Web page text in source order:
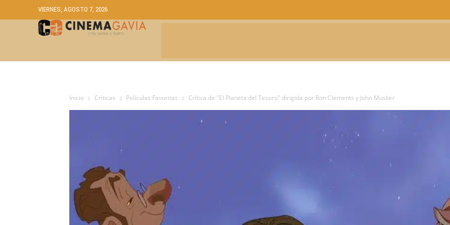
VIERNES, AGOSTO 7, 2026
Inicio Críticas Películas Favoritas Crítica de "El Planeta del Tesoro" dirigida por Ron Clements y John Musker